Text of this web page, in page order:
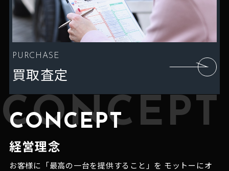
PURCHASE
買取査定
CONCEPT
CONCEPT
経営理念
お客様に「最高の一台を提供すること」を モットーにオ